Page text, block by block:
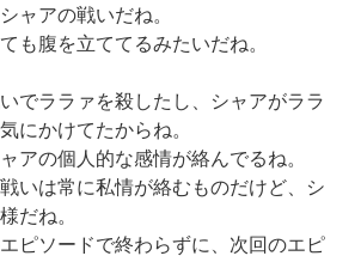
ャアの戦いだね。
も腹を立ててるみたいだね。
でララァを殺したし、シャアがララ
にかけてたからね。
アの個人的な感情が絡んでるね。
いは常に私情が絡むものだけど、シ
だね。
ピソードで終わらずに、次回のエピ